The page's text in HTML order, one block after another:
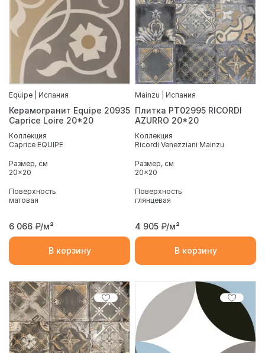
Equipe | Испания
Керамогранит Equipe 20935
Caprice Loire 20*20
Коллекция
Caprice EQUIPE
Размер, см
20x20
Поверхность
матовая
6 066 ₽/м²
В корзину
Mainzu | Испания
Плитка PT02995 RICORDI
AZURRO 20*20
Коллекция
Ricordi Venezziani Mainzu
Размер, см
20x20
Поверхность
глянцевая
4 905 ₽/м²
В корзину